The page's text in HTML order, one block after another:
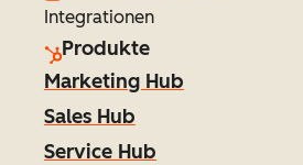
Integrationen
Produkte
Marketing Hub
Sales Hub
Service Hub